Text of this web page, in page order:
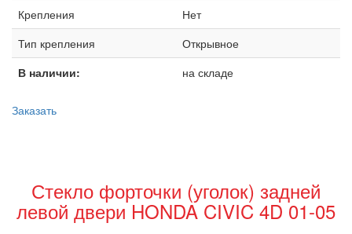
Крепления
Нет
Тип крепления
Открывное
В наличии:
на складе
Заказать
Стекло форточки (уголок) задней
левой двери HONDA CIVIC 4D 01-05